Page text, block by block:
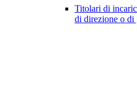
Titolari di
di direzione o di